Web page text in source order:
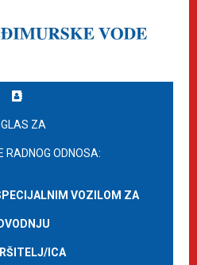
ZA
RADNOG ODNOSA:
VOZILOM ZA
ICA